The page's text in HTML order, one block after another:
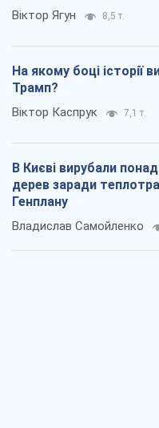
Віктор Ягун 8,5 т.
На якому боці історії
Трамп?
Віктор Каспрук 7,1 т.
В Києві вирубали
дерев заради
Генплану
Владислав Самойленко